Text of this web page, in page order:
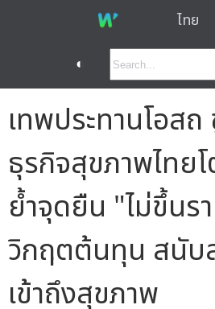
ไทย
◐
เทพประทานโอส
ธุรกิจสุขภาพไทย
ย้ำจุดยืน "ไม่ขึ้นร
วิกฤตต้นทุน สนับ
เข้าถึงสุขภาพ